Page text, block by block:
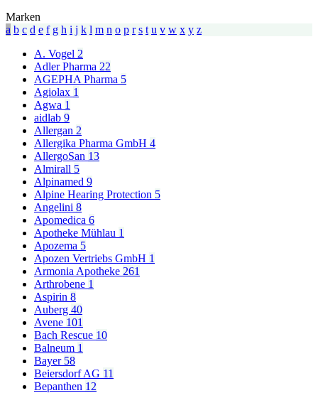
Marken
a b c d e f g h i j k l m n o p r s t u v w x y z
A. Vogel 2
Adler Pharma 22
AGEPHA Pharma 5
Agiolax 1
Agwa 1
aidlab 9
Allergan 2
Allergika Pharma GmbH 4
AllergoSan 13
Almirall 5
Alpinamed 9
Alpine Hearing Protection 5
Angelini 8
Apomedica 6
Apotheke Mühlau 1
Apozema 5
Apozen Vertriebs GmbH 1
Armonia Apotheke 261
Arthrobene 1
Aspirin 8
Auberg 40
Avene 101
Bach Rescue 10
Balneum 1
Bayer 58
Beiersdorf AG 11
Bepanthen 12